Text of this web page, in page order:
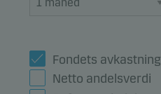
Fondets avkastning
Netto andelsverdi